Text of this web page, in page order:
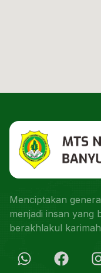
Menciptakan
menjadi insan yang
berakhlakul